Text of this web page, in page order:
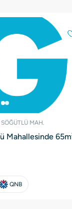
MAH.
Mahallesinde
QNB